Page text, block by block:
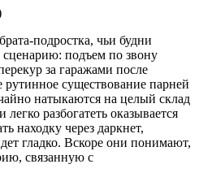
подростка, чьи будни
подъем по звону
за гаражами после
рутинное существование парней
натыкаются на целый склад
разбогатеть оказывается
находку через даркнет,
гладко. Вскоре они понимают,
связанную с